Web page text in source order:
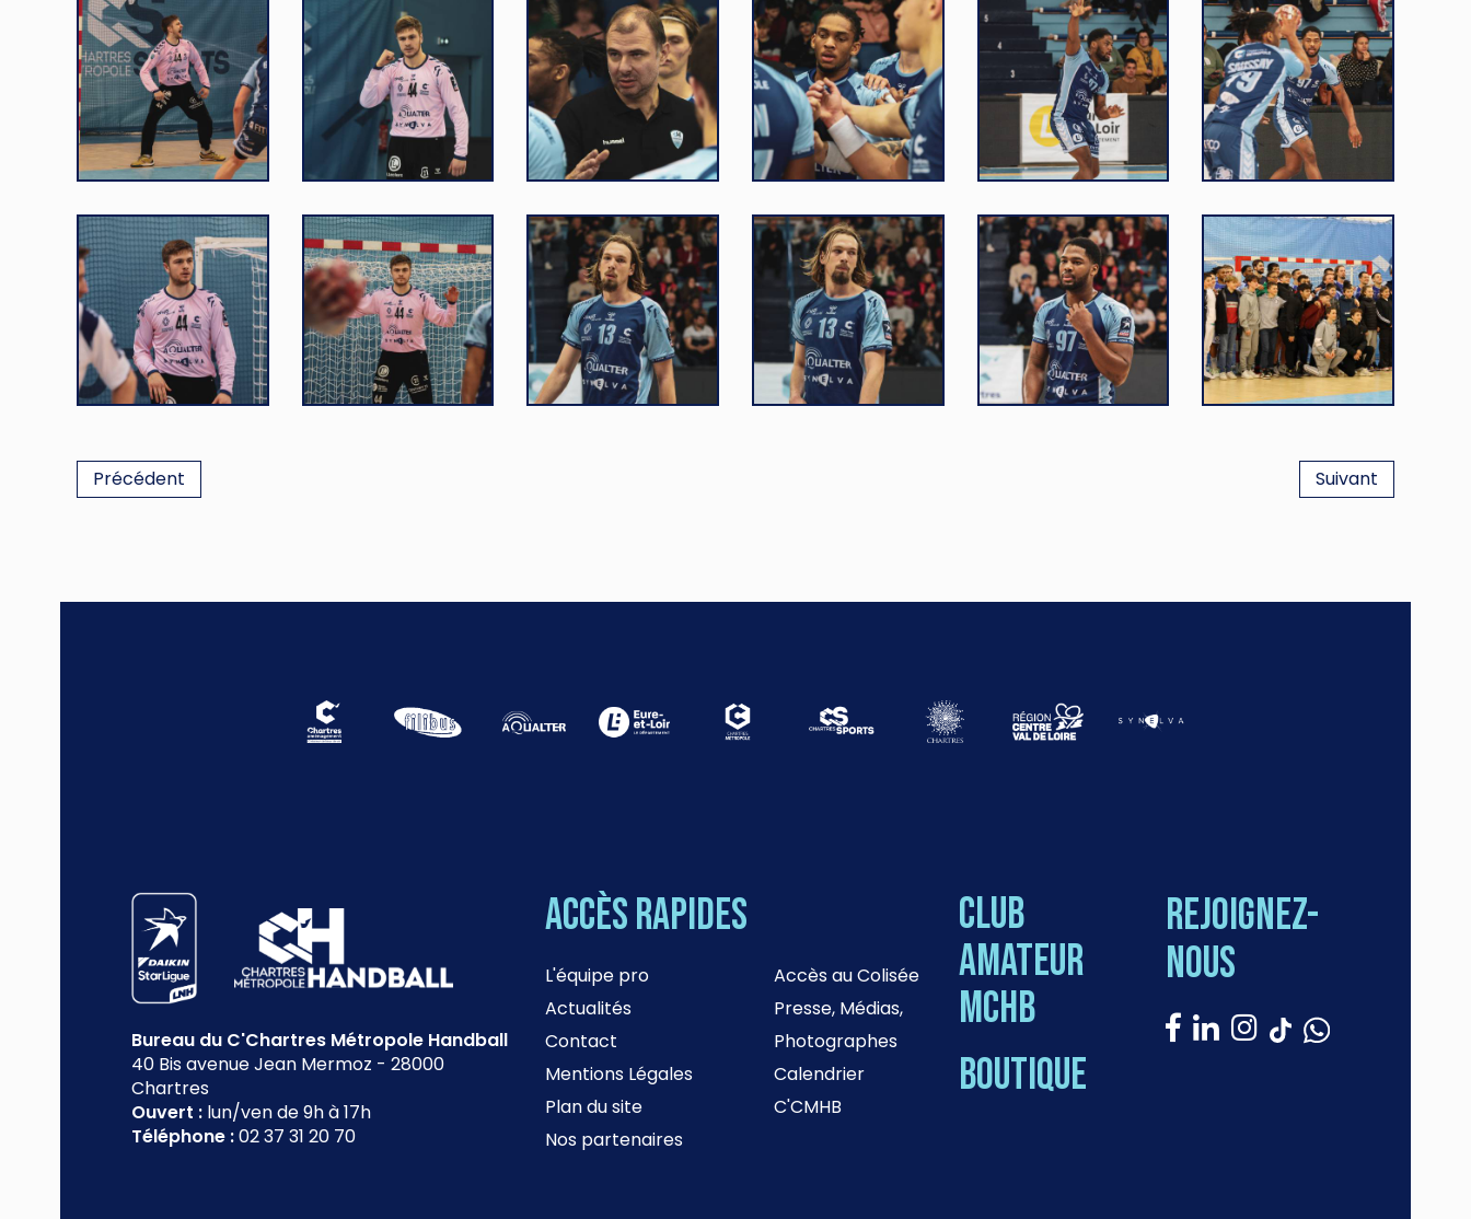
Précédent Suivant
Bureau du C'Chartres Métropole Handball
40 Bis avenue Jean Mermoz - 28000
Chartres
Ouvert : lun/ven de 9h à 17h
Téléphone :02 37 31 20 70
Accès rapides
L'équipe pro
Actualités
Contact
Mentions Légales
Plan du site
Nos partenaires
Accès au Colisée
Presse, Médias,
Photographes
Calendrier
C'CMHB
Club
amateur
MCHB
Boutique
Rejoignez-
nous